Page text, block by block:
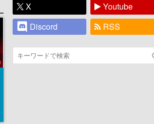
X
Youtube
Discord
RSS